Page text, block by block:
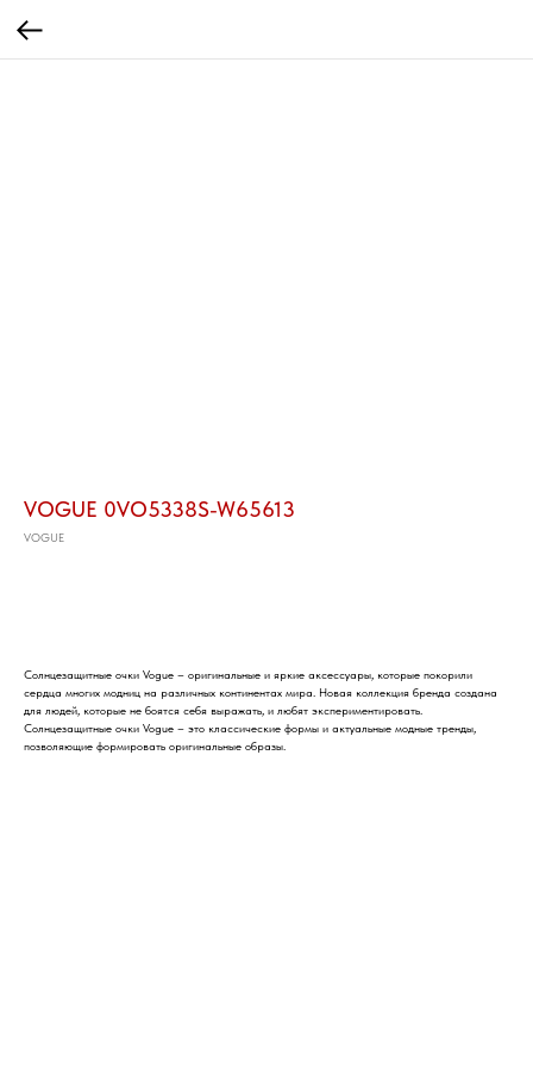
VOGUE 0VO5338S-W65613
VOGUE
Солнцезащитные очки Vogue – оригинальные и яркие аксессуары, которые покорили
сердца многих модниц на различных континентах мира. Новая коллекция бренда создана
для людей, которые не боятся себя выражать, и любят экспериментировать.
Солнцезащитные очки Vogue – это классические формы и актуальные модные тренды,
позволяющие формировать оригинальные образы.